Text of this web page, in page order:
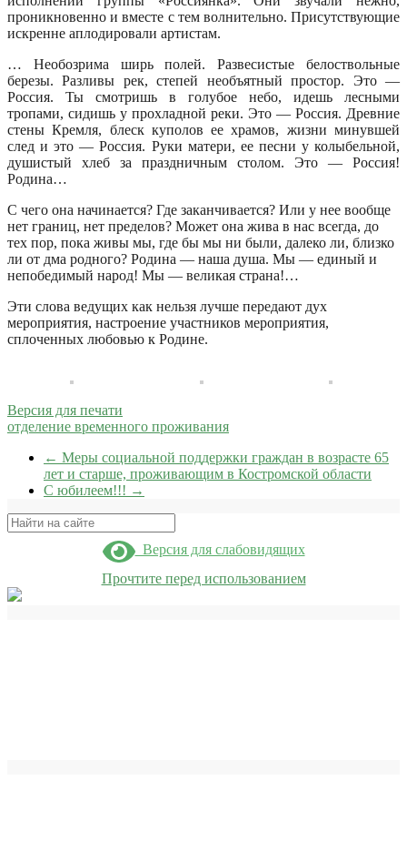
проникновенно и вместе с тем волнительно. Присутствующие
искренне аплодировали артистам.
… Необозрима ширь полей. Развесистые белоствольные
березы. Разливы рек, степей необъятный простор. Это —
Россия. Ты смотришь в голубое небо, идешь лесными
тропами, сидишь у прохладной реки. Это — Россия. Древние
стены Кремля, блеск куполов ее храмов, жизни минувшей
след и это — Россия. Руки матери, ее песни у колыбельной,
душистый хлеб за праздничным столом. Это — Россия!
Родина…
С чего она начинается? Где заканчивается? Или у нее вообще
нет границ, нет пределов? Может она жива в нас всегда, до
тех пор, пока живы мы, где бы мы ни были, далеко ли, близко
ли от дма родного? Родина — наша душа. Мы — единый и
непобедимый народ! Мы — великая страна!…
Эти слова ведущих как нельзя лучше передают дух
мероприятия, настроение участников мероприятия,
сплоченных любовью к Родине.
Версия для печати
отделение временного проживания
← Меры социальной поддержки граждан в возрасте 65
лет и старше, проживающим в Костромской области
С юбилеем!!! →
Поиск
Версия для слабовидящих
Прочтите перед использованием